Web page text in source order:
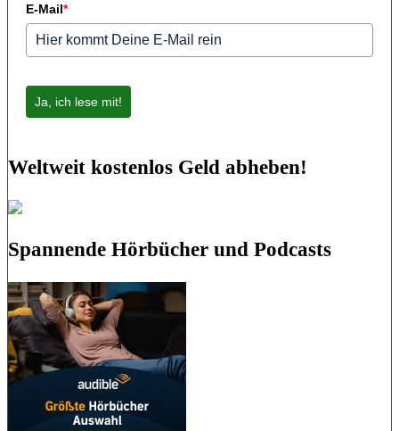
E-Mail*
Ja, ich lese mit!
Weltweit kostenlos Geld abheben!
Spannende Hörbücher und Podcasts